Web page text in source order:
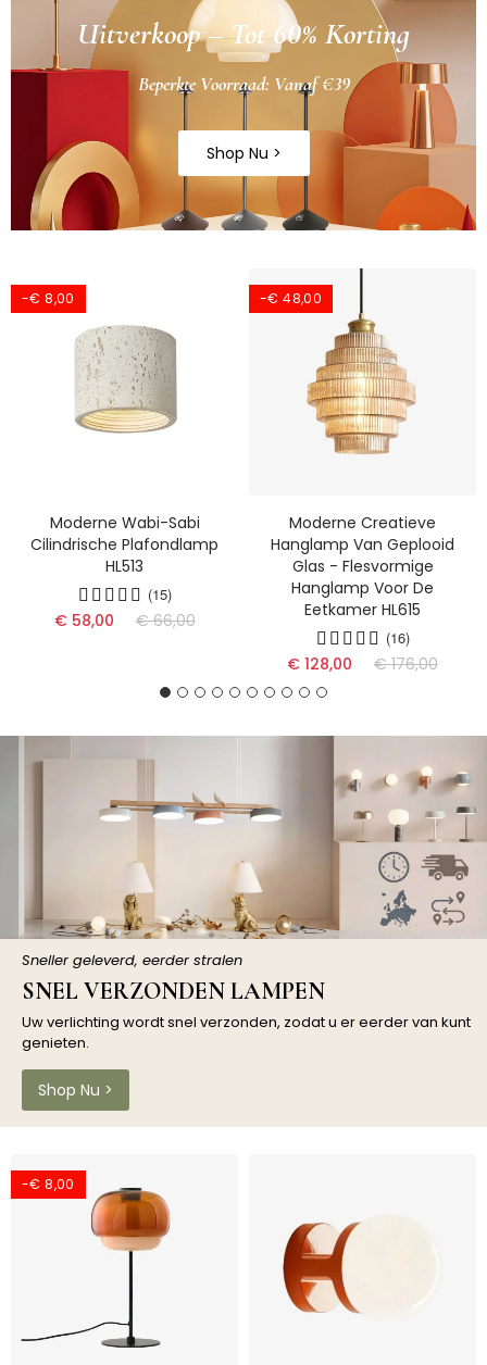
Uitverkoop – Tot 60% Korting
Beperkte Voorraad: Vanaf €39
Shop Nu >
-€ 8,00
Moderne Wabi-Sabi
Cilindrische Plafondlamp
HL513
(15)
€ 58,00 € 66,00
-€ 48,00
Moderne Creatieve
Hanglamp Van Geplooid
Glas - Flesvormige
Hanglamp Voor De
Eetkamer HL615
(16)
€ 128,00 € 176,00
Sneller geleverd, eerder stralen
SNEL VERZONDEN LAMPEN
Uw verlichting wordt snel verzonden, zodat u er eerder van kunt
genieten.
Shop Nu >
-€ 8,00